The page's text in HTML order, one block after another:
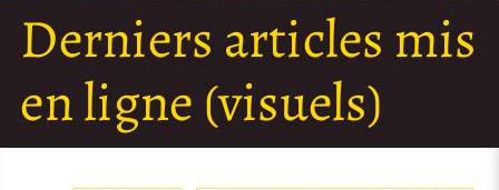
Derniers articles mis
en ligne (visuels)